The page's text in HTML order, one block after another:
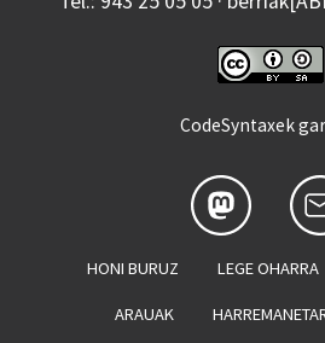
CodeSyntaxek
HONI BURUZ LEGE OHARRA
ARAUAK